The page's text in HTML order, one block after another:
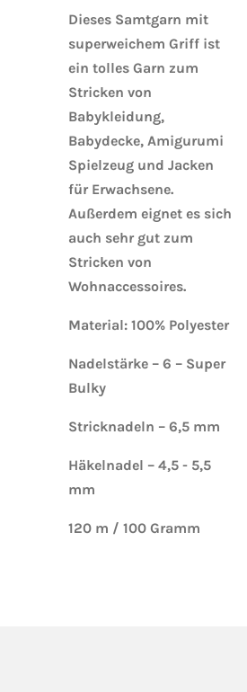
Dieses Samtgarn mit
superweichem Griff ist
ein tolles Garn zum
Stricken von
Babykleidung,
Babydecke, Amigurumi
Spielzeug und Jacken
für Erwachsene.
Außerdem eignet es sich
auch sehr gut zum
Stricken von
Wohnaccessoires.
Material: 100% Polyester
Nadelstärke – 6 – Super
Bulky
Stricknadeln – 6,5 mm
Häkelnadel – 4,5 - 5,5
mm
120 m / 100 Gramm